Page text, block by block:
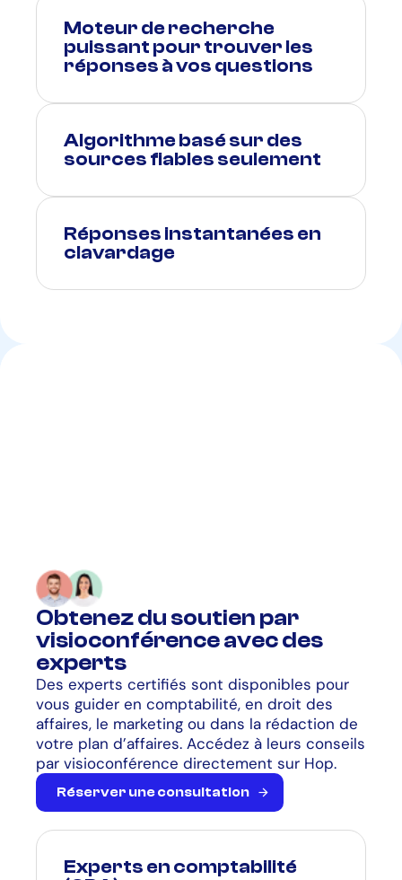
Moteur de recherche
puissant pour trouver les
réponses à vos questions
Algorithme basé sur des
sources fiables seulement
Réponses instantanées en
clavardage
Obtenez du soutien par
visioconférence avec des
experts​
Des experts certifiés sont disponibles pour
vous guider en comptabilité, en droit des
affaires, le marketing ou dans la rédaction de
votre plan d’affaires. Accédez à leurs conseils
par visioconférence directement sur Hop.
Réserver uneconsultation
Experts en comptabilité